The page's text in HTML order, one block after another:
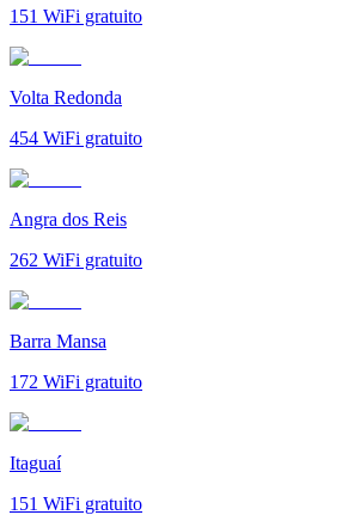
151 WiFi gratuito
Volta Redonda
454 WiFi gratuito
Angra dos Reis
262 WiFi gratuito
Barra Mansa
172 WiFi gratuito
Itaguaí
151 WiFi gratuito